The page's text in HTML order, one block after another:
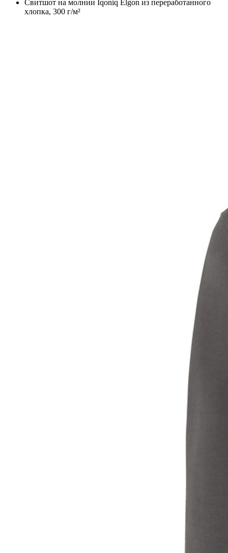
Свитшот на молнии Iqoniq Elgon из переработанного
хлопка, 300 г/м²